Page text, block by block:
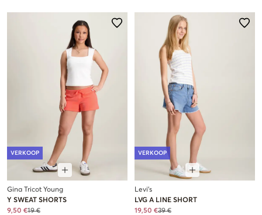
VERKOOP
Gina Tricot Young
Y SWEAT SHORTS
9,50 €19 €
VERKOOP
Levi's
LVG A LINE SHORT
19,50 €39 €